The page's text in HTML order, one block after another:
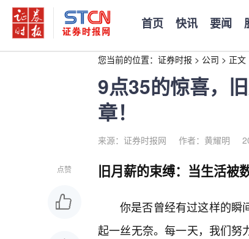
首页 快讯 要闻
您当前的位置： 证券时报 > 公司 > 正文
9点35的惊喜，
章！
来源：证券时报网 作者：黄耀明
点赞 旧月薪的束缚：当生活被
你是否曾经有过这样的瞬
起一丝无奈。每一天，我们努